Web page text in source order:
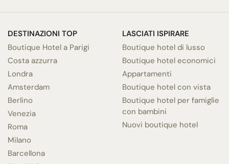
DESTINAZIONI TOP
Boutique Hotel a Parigi
Costa azzurra
Londra
Amsterdam
Berlino
Venezia
Roma
Milano
Barcellona
LASCIATI ISPIRARE
Boutique hotel di lusso
Boutique hotel economici
Appartamenti
Boutique hotel con vista
Boutique hotel per famiglie
con bambini
Nuovi boutique hotel